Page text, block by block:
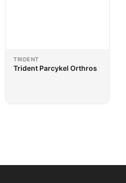
TRIDENT
Trident Parcykel Orthros